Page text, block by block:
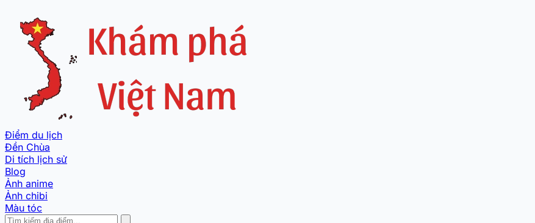
Điểm du lịch
Đền Chùa
Di tích lịch sử
Blog
Ảnh anime
Ảnh chibi
Màu tóc